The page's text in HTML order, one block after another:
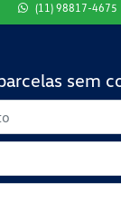
(11) 98817-4675
sem